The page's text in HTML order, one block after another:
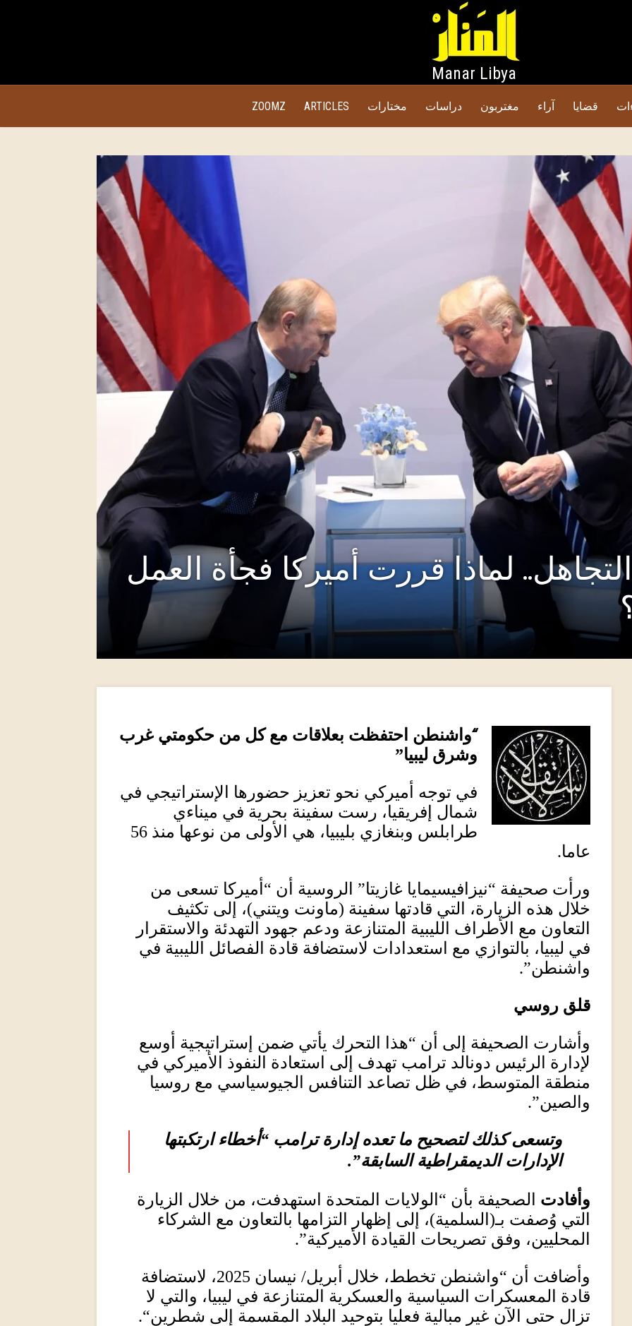
Manar Libya
قضايا آراء مغتربون دراسات مختارات ARTICLES
ZOOMZ
لماذا قررت أميركا فجأة العمل
“واشنطن احتفظت بعلاقات مع كل من حكومتي غرب
وشرق ليبيا”
في توجه أميركي نحو تعزيز حضورها الإستراتيجي في
شمال إفريقيا، رست سفينة بحرية في ميناءي
طرابلس وبنغازي بليبيا، هي الأولى من نوعها منذ 56
عاما.
ورأت صحيفة “نيزافيسيمايا غازيتا”
الروسية أن “أميركا تسعى من
خلال هذه الزيارة، التي قادتها سفينة (ماونت ويتني)، إلى تكثيف
التعاون مع الأطراف الليبية المتنازعة ودعم جهود التهدئة والاستقرار
في ليبيا، بالتوازي مع استعدادات لاستضافة قادة الفصائل الليبية في
واشنطن”.
قلق روسي
وأشارت الصحيفة إلى أن “هذا التحرك يأتي ضمن إستراتيجية أوسع
لإدارة الرئيس دونالد ترامب تهدف إلى استعادة النفوذ الأميركي في
منطقة المتوسط، في ظل تصاعد التنافس الجيوسياسي مع روسيا
والصين”.
وتسعى كذلك لتصحيح ما تعده إدارة ترامب “أخطاء ارتكبتها
الإدارات الديمقراطية السابقة”.
وأفادت الصحيفة بأن “الولايات المتحدة استهدفت، من خلال الزيارة
التي وُصفت بـ( السلمية)، إلى إظهار التزامها بالتعاون مع الشركاء
المحليين، وفق تصريحات القيادة الأميركية”.
وأضافت أن “واشنطن تخطط، خلال أبريل/ نيسان 2025، لاستضافة
قادة المعسكرات السياسية والعسكرية المتنازعة في ليبيا، والتي لا
تزال حتى الآن غير مبالية فعليا بتوحيد البلاد المقسمة إلى شطرين“.